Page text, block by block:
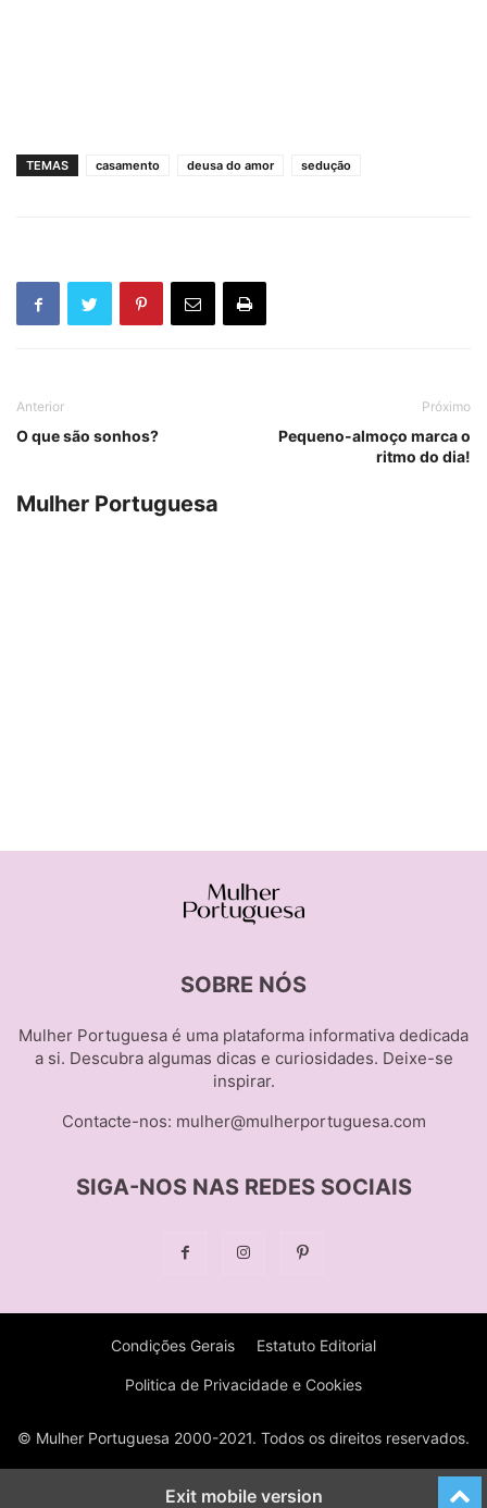
TEMAS casamento deusa do amor sedução
Anterior
O que são sonhos?
Próximo
Pequeno-almoço marca o
ritmo do dia!
Mulher Portuguesa
SOBRE NÓS
Mulher Portuguesa é uma plataforma informativa dedicada
a si. Descubra algumas dicas e curiosidades. Deixe-se
inspirar.
Contacte-nos: mulher@mulherportuguesa.com
SIGA-NOS NAS REDES SOCIAIS
Condições Gerais Estatuto Editorial
Politica de Privacidade e Cookies
© Mulher Portuguesa 2000-2021. Todos os direitos reservados.
Exit mobile version